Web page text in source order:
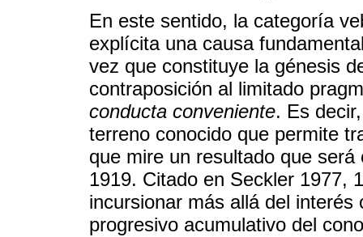
En este sentido, la categoría
explícita una causa
vez que constituye la génesis
contraposición al limitado
conducta conveniente. Es
terreno conocido que permite
que mire un resultado que
1919. Citado en Seckler 1977,
incursionar más allá del
progresivo acumulativo del